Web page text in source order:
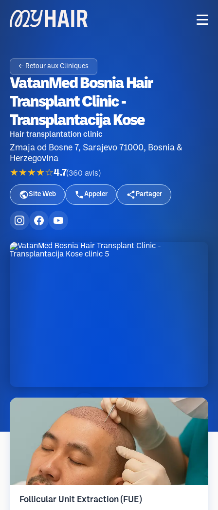
← Retour aux Cliniques
VatanMed Bosnia Hair
Transplant Clinic -
Transplantacija Kose
Hair transplantation clinic
Zmaja od Bosne 7, Sarajevo 71000, Bosnia &
Herzegovina
★★★★☆4.7(360 avis )
Site Web Appeler Partager
Follicular Unit Extraction (FUE)